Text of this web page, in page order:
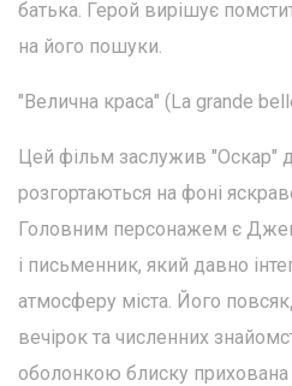
батька. Герой вирішує
на його пошуки.
"Велична краса" (La grande
Цей фільм заслужив "Оскар"
розгортаються на фоні
Головним персонажем є
і письменник, який давно
атмосферу міста. Його
вечірок та численних
оболонкою блиску